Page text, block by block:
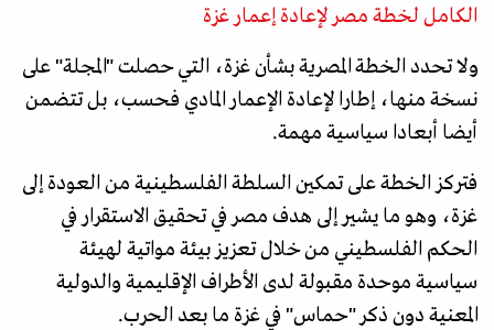
الكامل لخطة مصر لإعادة إعمار غزة
ولا تحدد الخطة المصرية بشأن غزة، التي حصلت "المجلة" على
نسخة منها، إطارا لإعادة الإعمار المادي فحسب، بل تتضمن
أيضا أبعادا سياسية مهمة.
فتركز الخطة على تمكين السلطة الفلسطينية من العودة إلى
غزة، وهو ما يشير إلى هدف مصر في تحقيق الاستقرار في
الحكم الفلسطيني من خلال تعزيز بيئة مواتية لهيئة
سياسية موحدة مقبولة لدى الأطراف الإقليمية والدولية
المعنية دون ذكر "حماس" في غزة ما بعد الحرب.